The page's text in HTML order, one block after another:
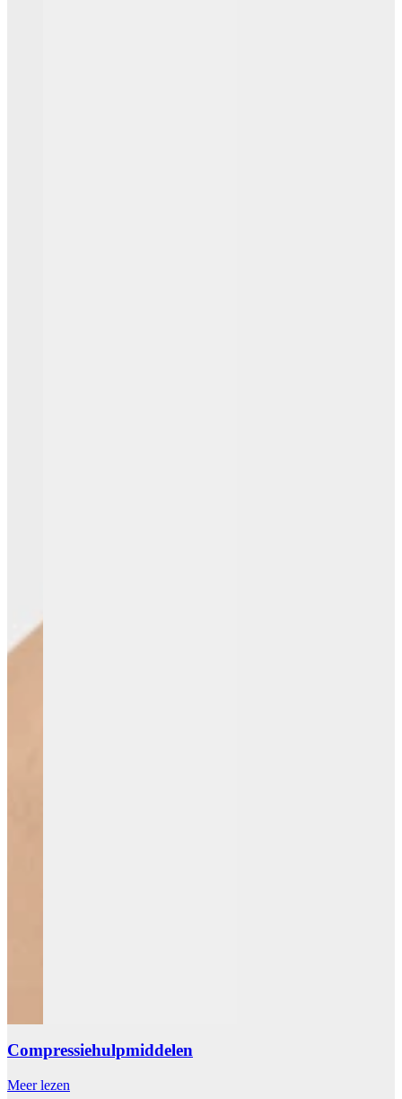
Compressiehulpmiddelen
Meer lezen